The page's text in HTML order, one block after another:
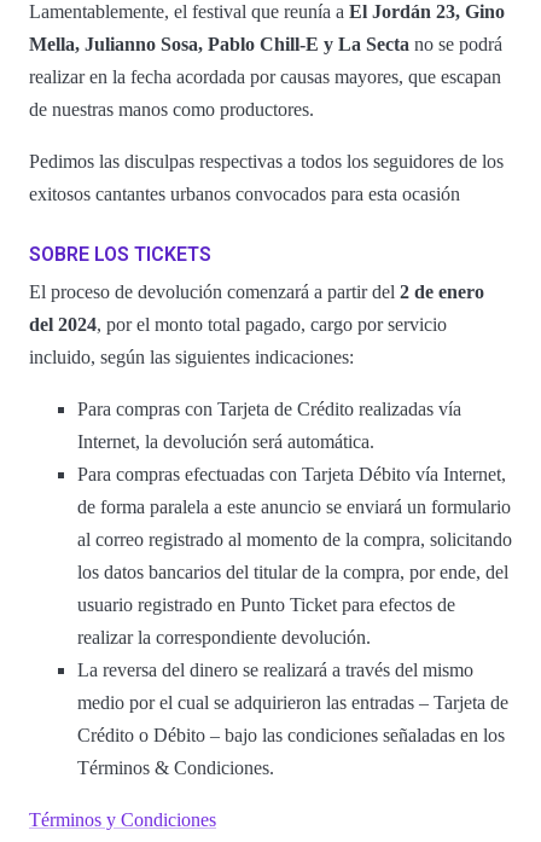
Lamentablemente, el festival que reunía a El Jordán 23, Gino
Mella, Julianno Sosa, Pablo Chill-E y La Secta no se podrá
realizar en la fecha acordada por causas mayores, que escapan
de nuestras manos como productores.
Pedimos las disculpas respectivas a todos los seguidores de los
exitosos cantantes urbanos convocados para esta ocasión
SOBRE LOS TICKETS
El proceso de devolución comenzará a partir del 2 de enero
del 2024, por el monto total pagado, cargo por servicio
incluido, según las siguientes indicaciones:
Para compras con Tarjeta de Crédito realizadas vía
Internet, la devolución será automática.
Para compras efectuadas con Tarjeta Débito vía Internet,
de forma paralela a este anuncio se enviará un formulario
al correo registrado al momento de la compra, solicitando
los datos bancarios del titular de la compra, por ende, del
usuario registrado en Punto Ticket para efectos de
realizar la correspondiente devolución.
La reversa del dinero se realizará a través del mismo
medio por el cual se adquirieron las entradas – Tarjeta de
Crédito o Débito – bajo las condiciones señaladas en los
Términos & Condiciones.
Términos y Condiciones